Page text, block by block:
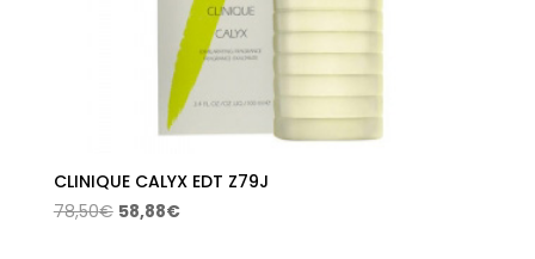
CLINIQUE CALYX EDT Z79J
78,50€ El
58,88€El